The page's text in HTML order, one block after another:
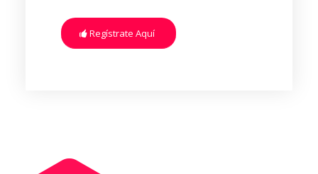
Regístrate Aquí